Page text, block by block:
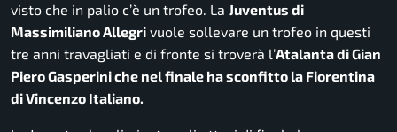
visto che in palio c’è un trofeo. La Juventus di
Massimiliano Allegri vuole sollevare un trofeo in questi
tre anni travagliati e di fronte si troverà l’Atalanta di Gian
Piero Gasperini che nel finale ha sconfitto la Fiorentina
di Vincenzo Italiano.